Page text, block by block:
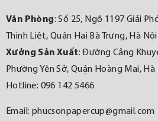
Văn Phòng: Số 25, Ngõ 1197 Giải
Thịnh Liệt, Quận Hai Bà Trưng, Hà Nội
Xưởng Sản Xuất: Đường Cảng
Phường Yên Sở, Quận Hoàng Mai, Hà
Hotline: 096 142 5466
Email: phucsonpapercup@gmail.com